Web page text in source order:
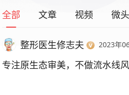
全部 文章 视频 微
整形医生修志夫 2023年
专注原生态审美，不做流水线